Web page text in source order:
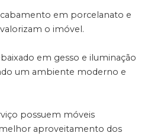
em porcelanato e
o imóvel.
em gesso e iluminação
um ambiente moderno e
possuem móveis
aproveitamento dos